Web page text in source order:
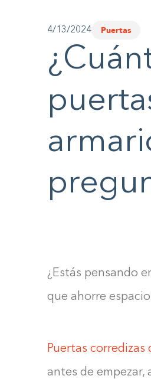
4/13/2024 Puertas
¿Estás pensando
que ahorre
Puertas corredizas
antes de empezar,